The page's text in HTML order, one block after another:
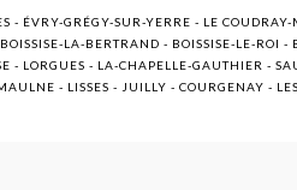
ÉVRY-GRÉGY-SUR-YERRE - LE
LA-BERTRAND - BOISSISE-LE-
LORGUES - LA-CHAPELLE-GAUTHIER -
- LISSES - JUILLY - COURGENAY -